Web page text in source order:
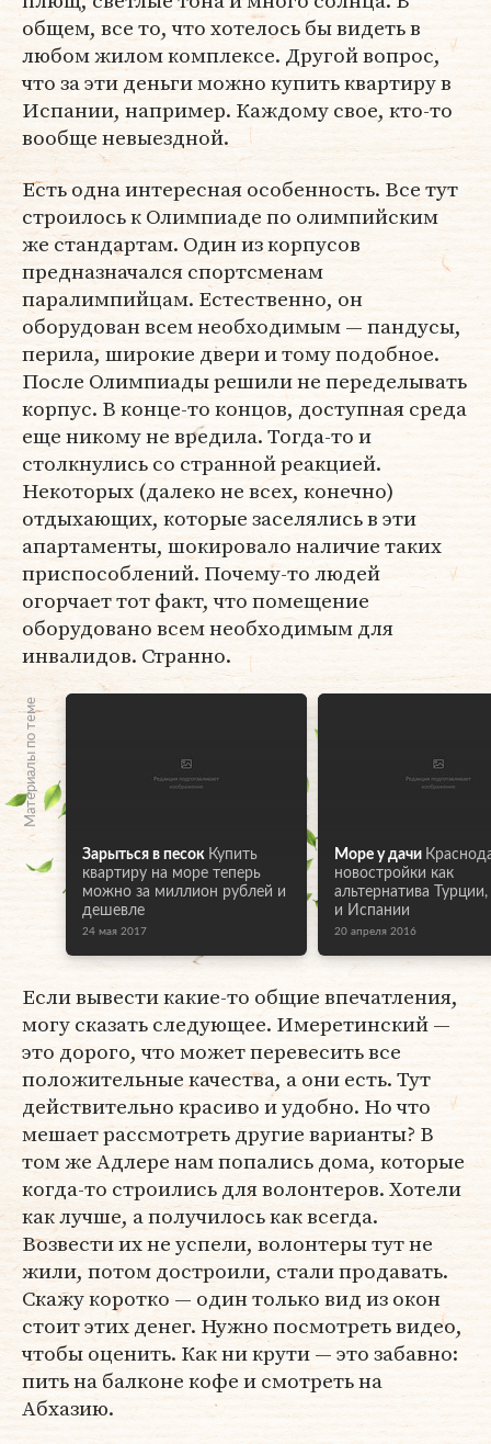
общем, все то, что хотелось бы видеть в
любом жилом комплексе. Другой вопрос,
что за эти деньги можно купить квартиру в
Испании, например. Каждому свое, кто-то
вообще невыездной.
Есть одна интересная особенность. Все тут
строилось к Олимпиаде по олимпийским
же стандартам. Один из корпусов
предназначался спортсменам
паралимпийцам. Естественно, он
оборудован всем необходимым — пандусы,
перила, широкие двери и тому подобное.
После Олимпиады решили не переделывать
корпус. В конце-то концов, доступная среда
еще никому не вредила. Тогда-то и
столкнулись со странной реакцией.
Некоторых (далеко не всех, конечно)
отдыхающих, которые заселялись в эти
апартаменты, шокировало наличие таких
приспособлений. Почему-то людей
огорчает тот факт, что помещение
оборудовано всем необходимым для
инвалидов. Странно.
Материалы по теме
Зарыться в песок Купить
квартиру на море теперь
можно за миллион рублей и
дешевле
24 мая 2017
Море у дачи
новостройки как
альтернатива
и Испании
20 апреля 2016
Если вывести какие-то общие впечатления,
могу сказать следующее. Имеретинский —
это дорого, что может перевесить все
положительные качества, а они есть. Тут
действительно красиво и удобно. Но что
мешает рассмотреть другие варианты? В
том же Адлере нам попались дома, которые
когда-то строились для волонтеров. Хотели
как лучше, а получилось как всегда.
Возвести их не успели, волонтеры тут не
жили, потом достроили, стали продавать.
Скажу коротко — один только вид из окон
стоит этих денег. Нужно посмотреть видео,
чтобы оценить. Как ни крути — это забавно:
пить на балконе кофе и смотреть на
Абхазию.